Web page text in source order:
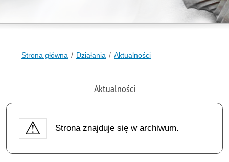
Strona główna Działania Aktualności
Aktualności
Strona znajduje się w archiwum.